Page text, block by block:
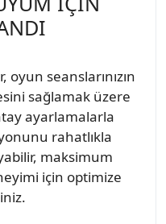
seanslarınızın
sağlamak üzere
ayarlamalarla
rahatlıkla
maksimum
için optimize